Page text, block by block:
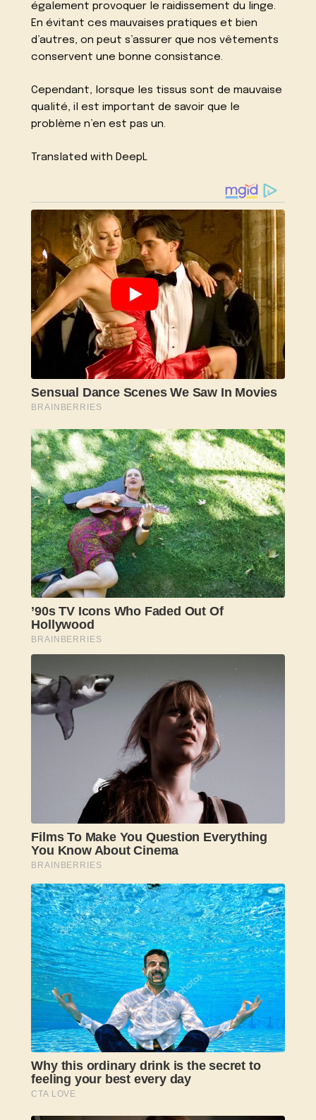
également provoquer le raidissement du linge.
En évitant ces mauvaises pratiques et bien
d’autres, on peut s’assurer que nos vêtements
conservent une bonne consistance.
Cependant, lorsque les tissus sont de mauvaise
qualité, il est important de savoir que le
problème n’en est pas un.
Translated with DeepL